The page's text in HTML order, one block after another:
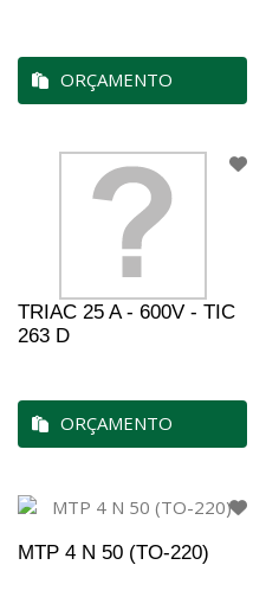
ORÇAMENTO
TRIAC 25 A - 600V - TIC
263 D
ORÇAMENTO
MTP 4 N 50 (TO-220)